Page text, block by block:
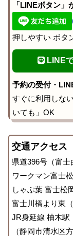
「LINEボタン
押しやすい ボタ
LINE
予約の受付・
すぐに利用しな
いても」OK
交通アクセス
県道396号（富
ワークマン富士
しゃぶ葉 富士松
富士川橋より東
JR身延線 柚木駅
（静岡市清水区